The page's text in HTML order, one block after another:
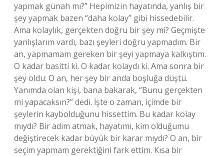
yapmak günah mı?” Hepimizin hayatında, yanlış bir
şey yapmak bazen “daha kolay” gibi hissedebilir.
Ama kolaylık, gerçekten doğru bir şey mi? Geçmişte
yanlışlarım vardı, bazı şeyleri doğru yapmadım. Bir
an, yapmamam gereken bir şeyi yapmaya kalkıştım.
O kadar basitti ki. O kadar kolaydı ki. Ama sonra bir
şey oldu: O an, her şey bir anda boşluğa düştü.
Yanımda olan kişi, bana bakarak, “Bunu gerçekten
mi yapacaksın?” dedi. İşte o zaman, içimde bir
şeylerin kaybolduğunu hissettim. Bu kadar kolay
mıydı? Bir adım atmak, hayatımı, kim olduğumu
değiştirecek kadar büyük bir karar mıydı? O an, bir
seçim yapmam gerektiğini fark ettim. Kısa bir